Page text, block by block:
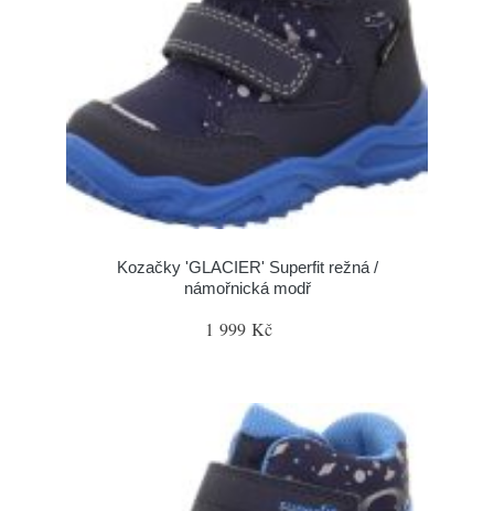
Kozačky 'GLACIER' Superfit režná /
námořnická modř
1 999 Kč